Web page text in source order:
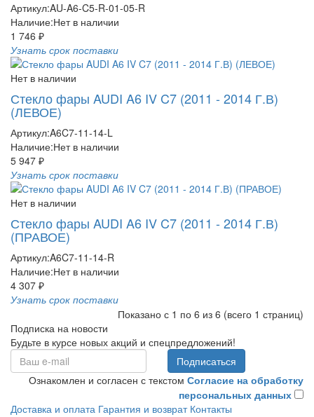
Артикул:AU-A6-C5-R-01-05-R
Наличие:Нет в наличии
1 746 ₽
Узнать срок поставки
Нет в наличии
Стекло фары AUDI A6 IV C7 (2011 - 2014 Г.В)
(ЛЕВОЕ)
Артикул:A6C7-11-14-L
Наличие:Нет в наличии
5 947 ₽
Узнать срок поставки
Нет в наличии
Стекло фары AUDI A6 IV C7 (2011 - 2014 Г.В)
(ПРАВОЕ)
Артикул:A6C7-11-14-R
Наличие:Нет в наличии
4 307 ₽
Узнать срок поставки
Показано с 1 по 6 из 6 (всего 1 страниц)
Подписка на новости
Будьте в курсе новых акций и спецпредложений!
Подписаться
Ознакомлен и согласен с текстом Согласие на обработку
персональных данных
Доставка и оплата Гарантия и возврат Контакты